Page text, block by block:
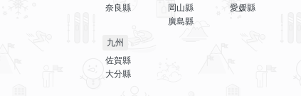
奈良縣
岡山縣
廣島縣
愛媛縣
九州
佐賀縣
大分縣